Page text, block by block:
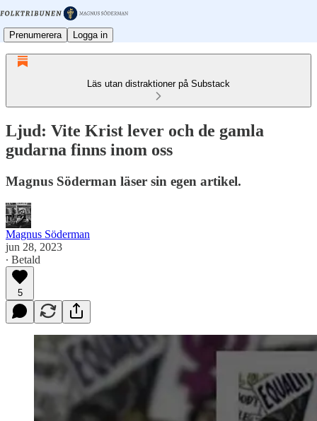
Prenumerera Logga in
Läs utan distraktioner på Substack
Ljud: Vite Krist lever och de gamla
gudarna finns inom oss
Magnus Söderman läser sin egen artikel.
Magnus Söderman
jun 28, 2023
∙ Betald
5